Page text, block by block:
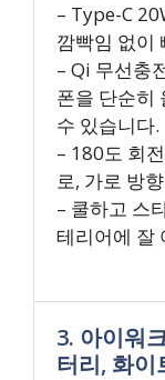
– Type-C
깜빡임 없이
– Qi 무선충
폰을 단순히
수 있습니다.
– 180도 회
로, 가로 방
– 쿨하고 스
테리어에 잘
3. 아이워
터리, 화이